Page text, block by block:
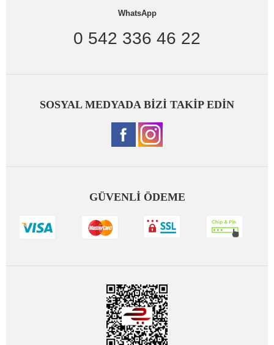
WhatsApp
0 542 336 46 22
SOSYAL MEDYADA BİZİ TAKİP EDİN
GÜVENLİ ÖDEME